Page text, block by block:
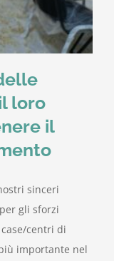
loro
il
sinceri
gli sforzi
centri di
importante nel